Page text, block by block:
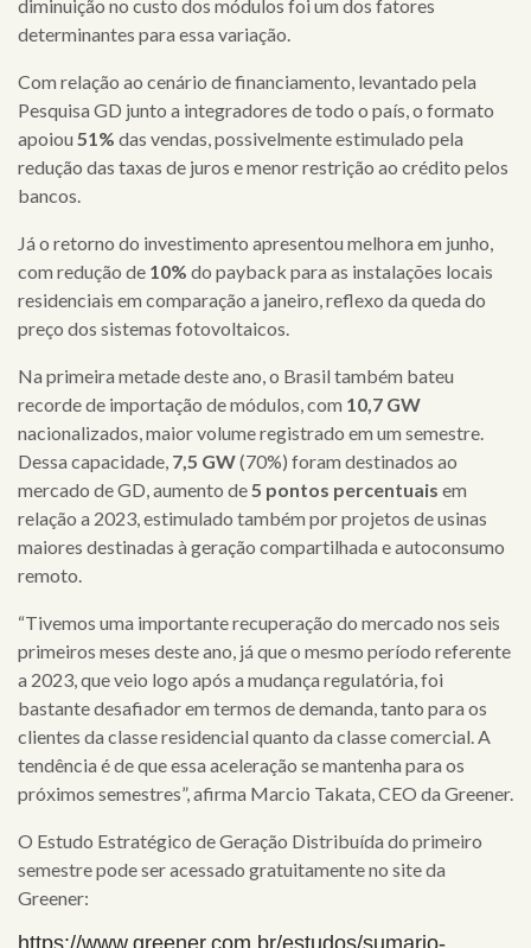
home
quem
somos
serviços
diminuição no custo dos módulos foi um dos fatores
determinantes para essa variação.
Com relação ao cenário de financiamento, levantado pela
Pesquisa GD junto a integradores de todo o país, o formato
apoiou 51% das vendas, possivelmente estimulado pela
redução das taxas de juros e menor restrição ao crédito pelos
bancos.
Já o retorno do investimento apresentou melhora em junho,
com redução de 10% do payback para as instalações locais
residenciais em comparação a janeiro, reflexo da queda do
preço dos sistemas fotovoltaicos.
Na primeira metade deste ano, o Brasil também bateu
recorde de importação de módulos, com 10,7 GW
nacionalizados, maior volume registrado em um semestre.
Dessa capacidade, 7,5 GW(70%) foram destinados ao
mercado de GD, aumento de 5 pontos percentuais em
relação a 2023, estimulado também por projetos de usinas
maiores destinadas à geração compartilhada e autoconsumo
remoto.
“Tivemos uma importante recuperação do mercado nos seis
primeiros meses deste ano, já que o mesmo período referente
a 2023, que veio logo após a mudança regulatória, foi
bastante desafiador em termos de demanda, tanto para os
clientes da classe residencial quanto da classe comercial. A
tendência é de que essa aceleração se mantenha para os
próximos semestres”, afirma Marcio Takata, CEO da Greener.
O Estudo Estratégico de Geração Distribuída do primeiro
semestre pode ser acessado gratuitamente no site da
Greener:
https://www.greener.com.br/estudos/sumario-